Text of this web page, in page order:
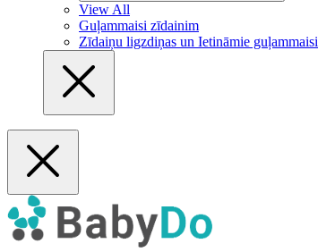
View All
Guļammaisi zīdainim
Zīdaiņu ligzdiņas un Ietināmie guļammaisi